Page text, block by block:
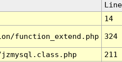
Line
14
function_extend.php 324
211